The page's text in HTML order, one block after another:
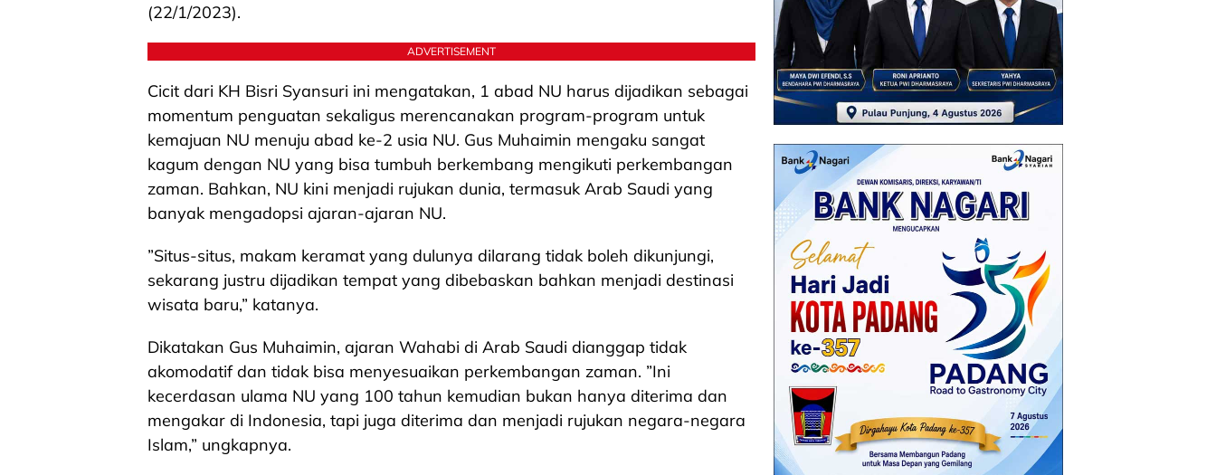
(22/1/2023).
ADVERTISEMENT
Cicit dari KH Bisri Syansuri ini mengatakan, 1 abad NU harus dijadikan sebagai
momentum penguatan sekaligus merencanakan program-program untuk
kemajuan NU menuju abad ke-2 usia NU. Gus Muhaimin mengaku sangat
kagum dengan NU yang bisa tumbuh berkembang mengikuti perkembangan
zaman. Bahkan, NU kini menjadi rujukan dunia, termasuk Arab Saudi yang
banyak mengadopsi ajaran-ajaran NU.
”Situs-situs, makam keramat yang dulunya dilarang tidak boleh dikunjungi,
sekarang justru dijadikan tempat yang dibebaskan bahkan menjadi destinasi
wisata baru,” katanya.
Dikatakan Gus Muhaimin, ajaran Wahabi di Arab Saudi dianggap tidak
akomodatif dan tidak bisa menyesuaikan perkembangan zaman. ”Ini
kecerdasan ulama NU yang 100 tahun kemudian bukan hanya diterima dan
mengakar di Indonesia, tapi juga diterima dan menjadi rujukan negara-negara
Islam,” ungkapnya.